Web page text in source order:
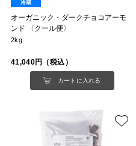
冷蔵
オーガニック・ダークチョコアーモ
ンド 〈クール便〉
2kg
41,040円（税込）
カートに入れる